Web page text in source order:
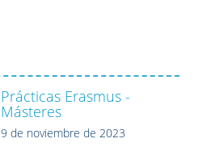
Prácticas Erasmus -
Másteres
9 de noviembre de 2023